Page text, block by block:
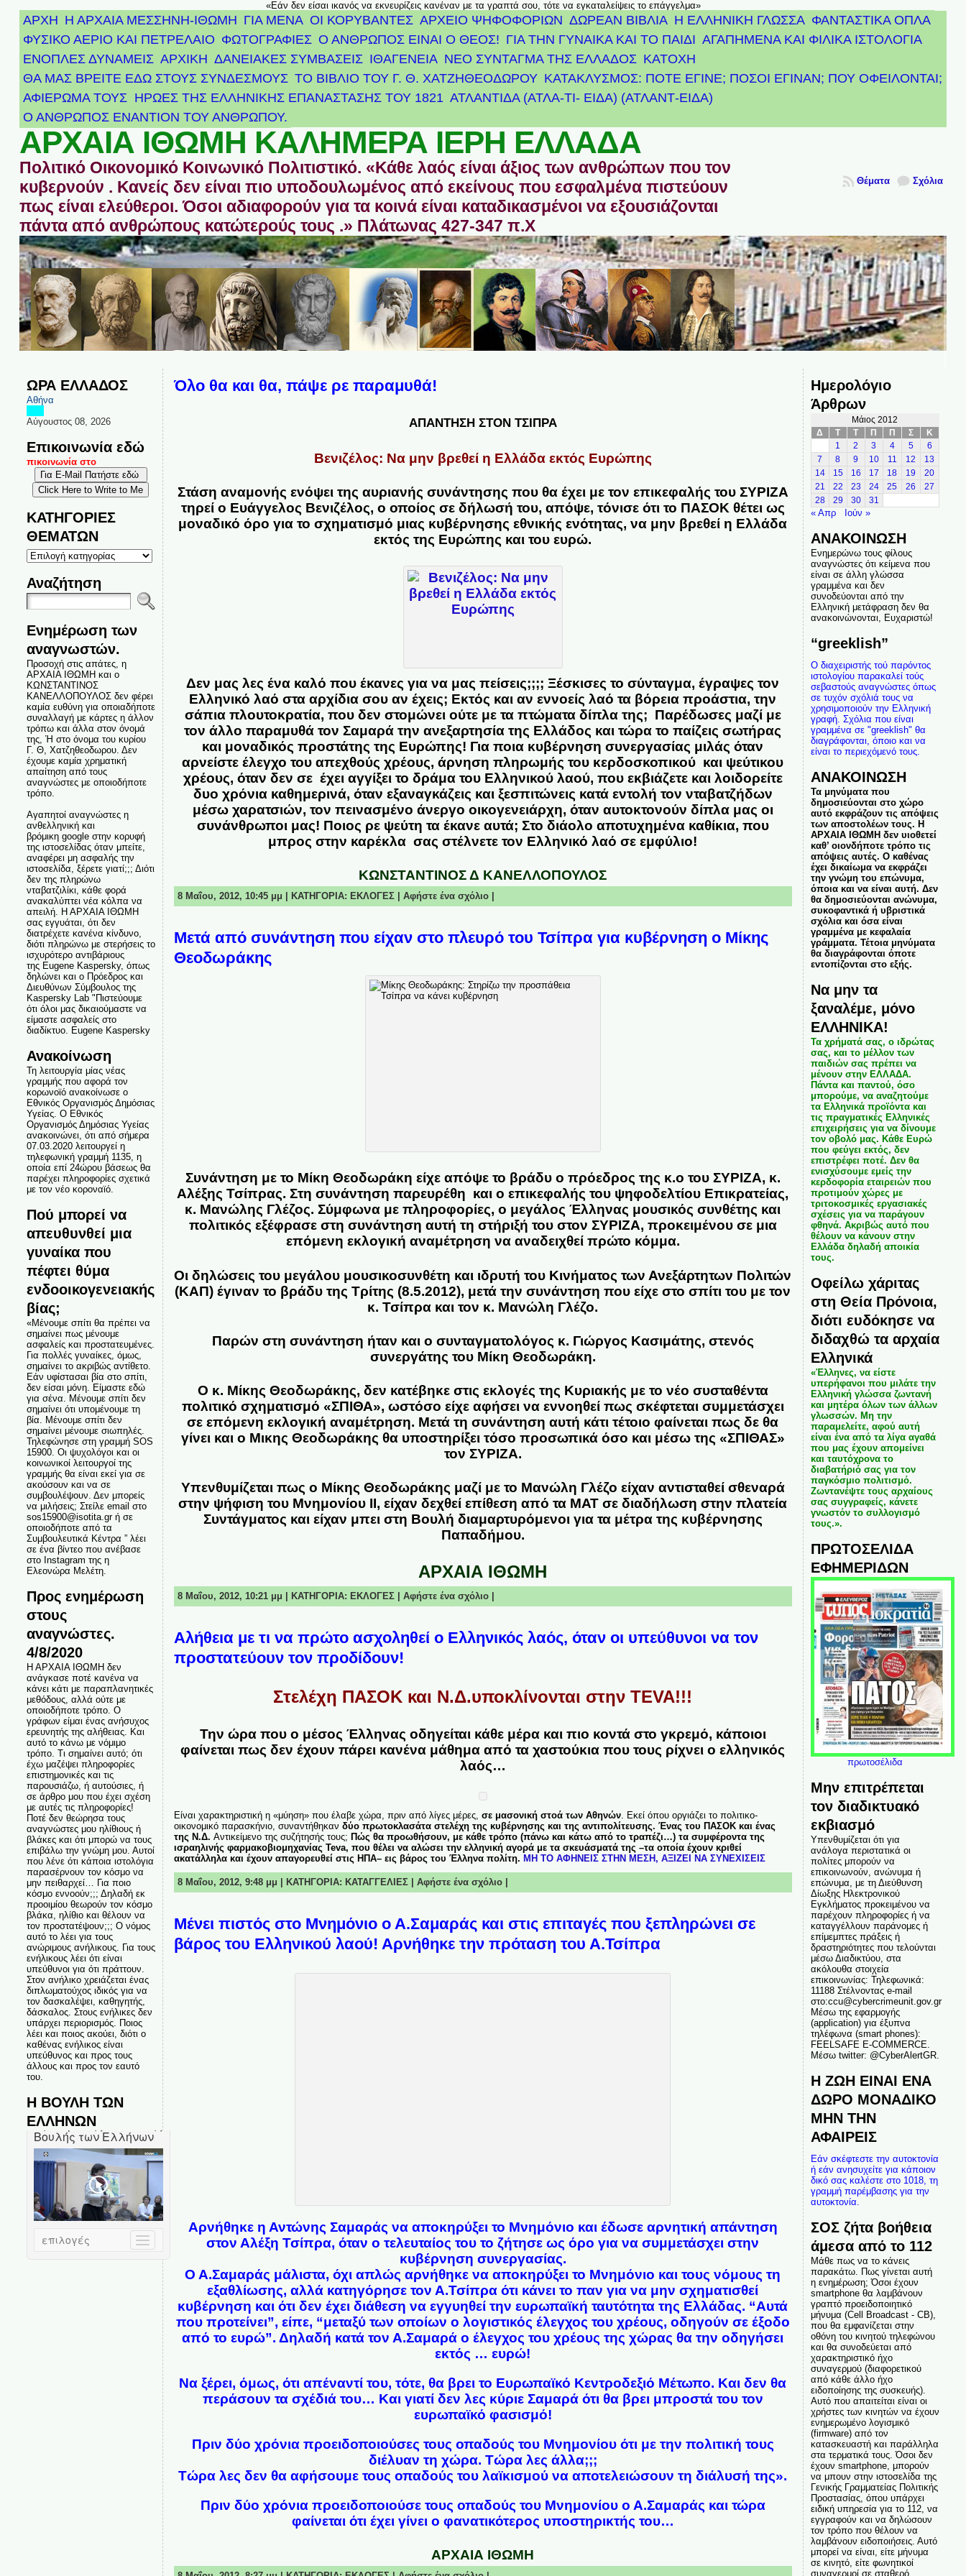
«Εάν δεν είσαι ικανός να εκνευρίζεις κανέναν με τα γραπτά σου, τότε να εγκαταλείψεις το επάγγελμα»
ΑΡΧΗ Η ΑΡΧΑΙΑ ΜΕΣΣΗΝΗ-ΙΘΩΜΗ ΓΙΑ ΜΕΝΑ ΟΙ ΚΟΡΥΒΑΝΤΕΣ ΑΡΧΕΊΟ ΨΗΦΟΦΟΡΙΏΝ ΔΩΡΕΑΝ ΒΙΒΛΙΑ Η ΕΛΛΗΝΙΚΗ ΓΛΩΣΣΑ ΦΑΝΤΑΣΤΙΚΑ ΟΠΛΑ
ΦΥΣΙΚΟ ΑΕΡΙΟ ΚΑΙ ΠΕΤΡΕΛΑΙΟ ΦΩΤΟΓΡΑΦΙΕΣ Ο ΑΝΘΡΩΠΟΣ ΕΙΝΑΙ Ο ΘΕΟΣ! ΓΙΑ ΤΗΝ ΓΥΝΑΙΚΑ ΚΑΙ ΤΟ ΠΑΙΔΙ ΑΓΑΠΗΜΕΝΑ ΚΑΙ ΦΙΛΙΚΑ ΙΣΤΟΛΟΓΙΑ
ΕΝΟΠΛΕΣ ΔΥΝΑΜΕΙΣ ΑΡΧΙΚΉ ΔΑΝΕΙΑΚΕΣ ΣΥΜΒΑΣΕΙΣ ΙΘΑΓΕΝΕΙΑ ΝΕΟ ΣΥΝΤΑΓΜΑ ΤΗΣ ΕΛΛΑΔΟΣ ΚΑΤΟΧΗ
ΘΑ ΜΑΣ ΒΡΕΙΤΕ ΕΔΩ ΣΤΟΥΣ ΣΥΝΔΕΣΜΟΥΣ ΤΟ ΒΙΒΛΙΟ ΤΟΥ Γ. Θ. ΧΑΤΖΗΘΕΟΔΩΡΟΥ ΚΑΤΑΚΛΥΣΜΟΣ: ΠΟΤΕ ΕΓΙΝΕ; ΠΟΣΟΙ ΕΓΙΝΑΝ; ΠΟΥ ΟΦΕΙΛΟΝΤΑΙ;
ΑΦΙΈΡΩΜΑ ΤΟΥΣ ΉΡΩΕΣ ΤΗΣ ΕΛΛΗΝΙΚΉΣ ΕΠΑΝΆΣΤΑΣΗΣ ΤΟΥ 1821 ΑΤΛΑΝΤΊΔΑ (ΑΤΛΑ-ΤΙ- ΕΙΔΑ) (ΑΤΛΑΝΤ-ΕΙΔΑ)
Ο ΑΝΘΡΩΠΟΣ ΕΝΑΝΤΙΟΝ ΤΟΥ ΑΝΘΡΩΠΟΥ.
ΑΡΧΑΙΑ ΙΘΩΜΗ ΚΑΛΗΜΕΡΑ ΙΕΡΗ ΕΛΛΑΔΑ
Πολιτικό Οικονομικό Κοινωνικό Πολιτιστικό. «Κάθε λαός είναι άξιος των ανθρώπων που τον
κυβερνούν . Κανείς δεν είναι πιο υποδουλωμένος από εκείνους που εσφαλμένα πιστεύουν
πως είναι ελεύθεροι. Όσοι αδιαφορούν για τα κοινά είναι καταδικασμένοι να εξουσιάζονται
πάντα από ανθρώπους κατώτερούς τους .» Πλάτωνας 427-347 π.Χ
Σχόλια
Θέματα
ΩΡΑ ΕΛΛΑΔΟΣ
Αθήνα
Αύγουστος 08, 2026
Επικοινωνία εδώ
επικοινωνία στο
ΚΑΤΗΓΟΡΙΕΣ
ΘΕΜΑΤΩΝ
ΚΑΤΗΓΟΡΙΕΣ
ΘΕΜΑΤΩΝ
Αναζήτηση
Ενημέρωση των
αναγνωστών.
Προσοχή στις απάτες, η
ΑΡΧΑΙΑ ΙΘΩΜΗ και ο
ΚΩΝΣΤΑΝΤΙΝΟΣ
ΚΑΝΕΛΛΟΠΟΥΛΟΣ δεν φέρει
καμία ευθύνη για οποιαδήποτε
συναλλαγή με κάρτες η άλλον
τρόπω και άλλα στον όνομά
της, Ή στο όνομα του κυρίου
Γ. Θ, Χατζηθεοδωρου. Δεν
έχουμε καμία χρηματική
απαίτηση από τους
αναγνώστες με οποιοδήποτε
τρόπο.
Αγαπητοί αναγνώστες η
ανθελληνική και
βρόμικη google στην κορυφή
της ιστοσελίδας όταν μπείτε,
αναφέρει μη ασφαλής την
ιστοσελίδα, ξέρετε γιατί;;; Διότι
δεν της πληρώνω
νταβατζιλίκι, κάθε φορά
ανακαλύπτει νέα κόλπα να
απειλή. Η ΑΡΧΑΙΑ ΙΘΩΜΗ
σας εγγυάται, ότι δεν
διατρέχετε κανένα κίνδυνο,
διότι πληρώνω με στερήσεις το
ισχυρότερο αντιβάριους
της Eugene Kaspersky, όπως
δηλώνει και ο Πρόεδρος και
Διευθύνων Σύμβουλος της
Kaspersky Lab "Πιστεύουμε
ότι όλοι μας δικαιούμαστε να
είμαστε ασφαλείς στο
διαδίκτυο. Eugene Kaspersky
Ανακοίνωση
Τη λειτουργία μίας νέας
γραμμής που αφορά τον
κορωνοϊό ανακοίνωσε ο
Εθνικός Οργανισμός Δημόσιας
Υγείας. Ο Εθνικός
Οργανισμός Δημόσιας Υγείας
ανακοινώνει, ότι από σήμερα
07.03.2020 λειτουργεί η
τηλεφωνική γραμμή 1135, η
οποία επί 24ώρου βάσεως θα
παρέχει πληροφορίες σχετικά
με τον νέο κοροναϊό.
Πού μπορεί να
απευθυνθεί μια
γυναίκα που
πέφτει θύμα
ενδοοικογενειακής
βίας;
«Μένουμε σπίτι θα πρέπει να
σημαίνει πως μένουμε
ασφαλείς και προστατευμένες.
Για πολλές γυναίκες, όμως,
σημαίνει το ακριβώς αντίθετο.
Εάν υφίστασαι βία στο σπίτι,
δεν είσαι μόνη. Είμαστε εδώ
για σένα. Μένουμε σπίτι δεν
σημαίνει ότι υπομένουμε τη
βία. Μένουμε σπίτι δεν
σημαίνει μένουμε σιωπηλές.
Τηλεφώνησε στη γραμμή SOS
15900. Οι ψυχολόγοι και οι
κοινωνικοί λειτουργοί της
γραμμής θα είναι εκεί για σε
ακούσουν και να σε
συμβουλέψουν. Δεν μπορείς
να μιλήσεις; Στείλε email στο
sos15900@isotita.gr ή σε
οποιοδήποτε από τα
Συμβουλευτικά Κέντρα ” λέει
σε ένα βίντεο που ανέβασε
στο Instagram της η
Ελεονώρα Μελέτη.
Προς ενημέρωση
στους
αναγνώστες.
4/8/2020
Η ΑΡΧΑΙΑ ΙΘΩΜΗ δεν
ανάγκασε ποτέ κανένα να
κάνει κάτι με παραπλανητικές
μεθόδους, αλλά ούτε με
οποιοδήποτε τρόπο. Ο
γράφων είμαι ένας ανήσυχος
ερευνητής της αλήθειας. Και
αυτό το κάνω με νόμιμο
τρόπο. Τι σημαίνει αυτό; ότι
έχω μαζέψει πληροφορίες
επιστημονικές και τις
παρουσιάζω, ή αυτούσιες, ή
σε άρθρο μου που έχει σχέση
με αυτές τις πληροφορίες!
Ποτέ δεν θεώρησα τους
αναγνώστες μου ηλίθιους ή
βλάκες και ότι μπορώ να τους
επιβάλω την γνώμη μου. Αυτοί
που λένε ότι κάποια ιστολόγια
παρασέρνουν τον κόσμο να
μην πειθαρχεί… Για ποιο
κόσμο εννοούν;;; Δηλαδή εκ
προοιμίου θεωρούν τον κόσμο
βλάκα, ηλίθιο και θέλουν να
τον προστατέψουν;;; Ο νόμος
αυτό το λέει για τους
ανώριμους ανήλικους. Για τους
ενήλικους λέει ότι είναι
υπεύθυνοι για ότι πράττουν.
Στον ανήλικο χρειάζεται ένας
διπλωματούχος ιδικός για να
τον δασκαλέψει, καθηγητής,
δάσκαλος. Στους ενήλικες δεν
υπάρχει περιορισμός. Ποιος
λέει και ποιος ακούει, διότι ο
καθένας ενήλικος είναι
υπεύθυνος και προς τους
άλλους και προς τον εαυτό
του.
Η ΒΟΥΛΗ ΤΩΝ
ΕΛΛΗΝΩΝ
Όλο θα και θα, πάψε ρε παραμυθά!
ΑΠΑΝΤΗΣΗ ΣΤΟΝ ΤΣΙΠΡΑ
Βενιζέλος: Να μην βρεθεί η Ελλάδα εκτός Ευρώπης
Στάση αναμονής ενόψει της αυριανής συνάντησης που θα έχει με τον επικεφαλής του ΣΥΡΙΖΑ
τηρεί ο Ευάγγελος Βενιζέλος, ο οποίος σε δήλωσή του, απόψε, τόνισε ότι το ΠΑΣΟΚ θέτει ως
μοναδικό όρο για το σχηματισμό μιας κυβέρνησης εθνικής ενότητας, να μην βρεθεί η Ελλάδα
εκτός της Ευρώπης και του ευρώ.
Δεν μας λες ένα καλό που έκανες για να μας πείσεις;;;; Ξέσκισες το σύνταγμα, έγραψες τον
Ελληνικό λαό στα αρχίδια σου αν έχεις; Εκτός και αν εννοείς λαό τα βόρεια προάστια, την
σάπια πλουτοκρατία, που δεν στομώνει ούτε με τα πτώματα δίπλα της; Παρέδωσες μαζί με
τον άλλο παραμυθά τον Σαμαρά την ανεξαρτησία της Ελλάδος και τώρα το παίζεις σωτήρας
και μοναδικός προστάτης της Ευρώπης! Για ποια κυβέρνηση συνεργασίας μιλάς όταν
αρνείστε έλεγχο του απεχθούς χρέους, άρνηση πληρωμής του κερδοσκοπικού και ψεύτικου
χρέους, όταν δεν σε έχει αγγίξει το δράμα του Ελληνικού λαού, που εκβιάζετε και λοιδορείτε
δυο χρόνια καθημερινά, όταν εξαναγκάζεις και ξεσπιτώνεις κατά εντολή τον νταβατζήδων
μέσω χαρατσιών, τον πεινασμένο άνεργο οικογενειάρχη, όταν αυτοκτονούν δίπλα μας οι
συνάνθρωποι μας! Ποιος ρε ψεύτη τα έκανε αυτά; Στο διάολο αποτυχημένα καθίκια, που
μπρος στην καρέκλα σας στέλνετε τον Ελληνικό λαό σε εμφύλιο!
ΚΩΝΣΤΑΝΤΙΝΟΣ Δ ΚΑΝΕΛΛΟΠΟΥΛΟΣ
8 Μαΐου, 2012, 10:45 μμ | ΚΑΤΗΓΟΡΙΑ: ΕΚΛΟΓΕΣ| Αφήστε ένα σχόλιο|
Μετά από συνάντηση που είχαν στο πλευρό του Τσίπρα για κυβέρνηση ο Μίκης
Θεοδωράκης
Συνάντηση με το Μίκη Θεοδωράκη είχε απόψε το βράδυ ο πρόεδρος της κ.ο του ΣΥΡΙΖΑ, κ.
Αλέξης Τσίπρας. Στη συνάντηση παρευρέθη και ο επικεφαλής του ψηφοδελτίου Επικρατείας,
κ. Μανώλης Γλέζος. Σύμφωνα με πληροφορίες, ο μεγάλος Έλληνας μουσικός συνθέτης και
πολιτικός εξέφρασε στη συνάντηση αυτή τη στήριξή του στον ΣΥΡΙΖΑ, προκειμένου σε μια
επόμενη εκλογική αναμέτρηση να αναδειχθεί πρώτο κόμμα.
Οι δηλώσεις του μεγάλου μουσικοσυνθέτη και ιδρυτή του Κινήματος των Ανεξάρτητων Πολιτών
(ΚΑΠ) έγιναν το βράδυ της Τρίτης (8.5.2012), μετά την συνάντηση που είχε στο σπίτι του με τον
κ. Τσίπρα και τον κ. Μανώλη Γλέζο.
Παρών στη συνάντηση ήταν και ο συνταγματολόγος κ. Γιώργος Κασιμάτης, στενός
συνεργάτης του Μίκη Θεοδωράκη.
Ο κ. Μίκης Θεοδωράκης, δεν κατέβηκε στις εκλογές της Κυριακής με το νέο συσταθέντα
πολιτικό σχηματισμό «ΣΠΙΘΑ», ωστόσο είχε αφήσει να εννοηθεί πως σκέφτεται συμμετάσχει
σε επόμενη εκλογική αναμέτρηση. Μετά τη συνάντηση αυτή κάτι τέτοιο φαίνεται πως δε θα
γίνει και ο Μικης Θεοδωράκης θα υποστηρίξει τόσο προσωπικά όσο και μέσω της «ΣΠΙΘΑΣ»
τον ΣΥΡΙΖΑ.
Υπενθυμίζεται πως ο Μίκης Θεοδωράκης μαζί με το Μανώλη Γλέζο είχαν αντισταθεί σθεναρά
στην ψήφιση του Μνημονίου ΙΙ, είχαν δεχθεί επίθεση από τα ΜΑΤ σε διαδήλωση στην πλατεία
Συντάγματος και είχαν μπει στη Βουλή διαμαρτυρόμενοι για τα μέτρα της κυβέρνησης
Παπαδήμου.
ΑΡΧΑΙΑ ΙΘΩΜΗ
8 Μαΐου, 2012, 10:21 μμ | ΚΑΤΗΓΟΡΙΑ: ΕΚΛΟΓΕΣ| Αφήστε ένα σχόλιο|
Αλήθεια με τι να πρώτο ασχοληθεί ο Ελληνικός λαός, όταν οι υπεύθυνοι να τον
προστατεύουν τον προδίδουν!
Στελέχη ΠΑΣΟΚ και Ν.Δ.υποκλίνονται στην TEVA!!!
Την ώρα που ο μέσος Έλληνας οδηγείται κάθε μέρα και πιο κοντά στο γκρεμό, κάποιοι
φαίνεται πως δεν έχουν πάρει κανένα μάθημα από τα χαστούκια που τους ρίχνει ο ελληνικός
λαός…
Είναι χαρακτηριστική η «μύηση» που έλαβε χώρα, πριν από λίγες μέρες, σε μασονική στοά των Αθηνών. Εκεί όπου οργιάζει το πολιτικο-
οικονομικό παρασκήνιο, συναντήθηκαν δύο πρωτοκλασάτα στελέχη της κυβέρνησης και της αντιπολίτευσης. Ένας του ΠΑΣΟΚ και ένας
της Ν.Δ. Αντικείμενο της συζήτησής τους; Πώς θα προωθήσουν, με κάθε τρόπο (πάνω και κάτω από το τραπέζι…) τα συμφέροντα της
ισραηλινής φαρμακοβιομηχανίας Teva, που θέλει να αλώσει την ελληνική αγορά με τα σκευάσματά της –τα οποίαέχουν κριθεί
ακατάλληλα και έχουν απαγορευθεί στις ΗΠΑ– εις βάρος του Έλληνα πολίτη. ΜΗ ΤΟ ΑΦΗΝΕΙΣ ΣΤΗΝ ΜΕΣΗ, ΑΞΙΖΕΙ ΝΑ ΣΥΝΕΧΙΣΕΙΣ
8 Μαΐου, 2012, 9:48 μμ | ΚΑΤΗΓΟΡΙΑ: ΚΑΤΑΓΓΕΛΙΕΣ| Αφήστε ένα σχόλιο|
Μένει πιστός στο Μνημόνιο ο Α.Σαμαράς και στις επιταγές που ξεπληρώνει σε
βάρος του Ελληνικού λαού! Αρνήθηκε την πρόταση του Α.Τσίπρα
Αρνήθηκε η Αντώνης Σαμαράς να αποκηρύξει το Μνημόνιο και έδωσε αρνητική απάντηση
στον Αλέξη Τσίπρα, όταν ο τελευταίος του το ζήτησε ως όρο για να συμμετάσχει στην
κυβέρνηση συνεργασίας.
Ο Α.Σαμαράς μάλιστα, όχι απλώς αρνήθηκε να αποκηρύξει το Μνημόνιο και τους νόμους τη
εξαθλίωσης, αλλά κατηγόρησε τον Α.Τσίπρα ότι κάνει το παν για να μην σχηματισθεί
κυβέρνηση και ότι δεν έχει διάθεση να εγγυηθεί την ευρωπαϊκή ταυτότητα της Ελλάδας. “Αυτά
που προτείνει”, είπε, “μεταξύ των οποίων ο λογιστικός έλεγχος του χρέους, οδηγούν σε έξοδο
από το ευρώ”. Δηλαδή κατά τον Α.Σαμαρά ο έλεγχος του χρέους της χώρας θα την οδηγήσει
εκτός … ευρώ!
Να ξέρει, όμως, ότι απέναντί του, τότε, θα βρει το Ευρωπαϊκό Κεντροδεξιό Μέτωπο. Και δεν θα
περάσουν τα σχέδιά του… Και γιατί δεν λες κύριε Σαμαρά ότι θα βρει μπροστά του τον
ευρωπαϊκό φασισμό!
Πριν δύο χρόνια προειδοποιούσες τους οπαδούς του Μνημονίου ότι με την πολιτική τους
διέλυαν τη χώρα. Τώρα λες άλλα;;;
Τώρα λες δεν θα αφήσουμε τους οπαδούς του λαϊκισμού να αποτελειώσουν τη διάλυσή της».
Πριν δύο χρόνια προειδοποιούσε τους οπαδούς του Μνημονίου ο Α.Σαμαράς και τώρα
φαίνεται ότι έχει γίνει ο φανατικότερος υποστηρικτής του…
ΑΡΧΑΙΑ ΙΘΩΜΗ
Ημερολόγιο
Άρθρων
Μάιος 2012
Δ
Τ Τ Π Π Σ
Κ
1
2 3 4 5
6
7
8 9 10 11 12
13
14
15 16 17 18 19
20
21
22 23 24 25 26
27
28
29 30 31
« Απρ Ιούν »
ΑΝΑΚΟΙΝΩΣΗ
Ενημερώνω τους φίλους
αναγνώστες ότι κείμενα που
είναι σε άλλη γλώσσα
γραμμένα και δεν
συνοδεύονται από την
Ελληνική μετάφραση δεν θα
ανακοινώνονται, Ευχαριστώ!
“greeklish”
Ο διαχειριστής τού παρόντος
ιστολογίου παρακαλεί τούς
σεβαστούς αναγνώστες όπως
σε τυχόν σχόλιά τους να
χρησιμοποιούν την Ελληνική
γραφή. Σχόλια που είναι
γραμμένα σε "greeklish" θα
διαγράφονται, όποιο και να
είναι το περιεχόμενό τους.
ΑΝΑΚΟΙΝΩΣΗ
Τα μηνύματα που
δημοσιεύονται στο χώρο
αυτό εκφράζουν τις απόψεις
των αποστολέων τους. Η
ΑΡΧΑΙΑ ΙΘΩΜΗ δεν υιοθετεί
καθ’ οιονδήποτε τρόπο τις
απόψεις αυτές. Ο καθένας
έχει δικαίωμα να εκφράζει
την γνώμη του επώνυμα,
όποια και να είναι αυτή. Δεν
θα δημοσιεύονται ανώνυμα,
συκοφαντικά ή υβριστικά
σχόλια και όσα είναι
γραμμένα με κεφαλαία
γράμματα. Τέτοια μηνύματα
θα διαγράφονται όποτε
εντοπίζονται στο εξής.
Να μην τα
ξαναλέμε, μόνο
ΕΛΛΗΝΙΚΑ!
Τα χρήματά σας, ο ιδρώτας
σας, και το μέλλον των
παιδιών σας πρέπει να
μένουν στην ΕΛΛΑΔΑ.
Πάντα και παντού, όσο
μπορούμε, να αναζητούμε
τα Ελληνικά προϊόντα και
τις πραγματικές Ελληνικές
επιχειρήσεις για να δίνουμε
τον οβολό μας. Κάθε Ευρώ
που φεύγει εκτός, δεν
επιστρέφει ποτέ. Δεν θα
ενισχύσουμε εμείς την
κερδοφορία εταιρειών που
προτιμούν χώρες με
τριτοκοσμικές εργασιακές
σχέσεις για να παράγουν
φθηνά. Ακριβώς αυτό που
θέλουν να κάνουν στην
Ελλάδα δηλαδή αποικία
τους.
Οφείλω χάριτας
στη Θεία Πρόνοια,
διότι ευδόκησε να
διδαχθώ τα αρχαία
Ελληνικά
«Έλληνες, να είστε
υπερήφανοι που μιλάτε την
Ελληνική γλώσσα ζωντανή
και μητέρα όλων των άλλων
γλωσσών. Μη την
παραμελείτε, αφού αυτή
είναι ένα από τα λίγα αγαθά
που μας έχουν απομείνει
και ταυτόχρονα το
διαβατήριό σας για τον
παγκόσμιο πολιτισμό.
Ζωντανέψτε τους αρχαίους
σας συγγραφείς, κάνετε
γνωστόν το συλλογισμό
τους.».
ΠΡΩΤΟΣΕΛΙΔΑ
ΕΦΗΜΕΡΙΔΩΝ
πρωτοσέλιδα
Μην επιτρέπεται
τον διαδικτυακό
εκβιασμό
Υπενθυμίζεται ότι για
ανάλογα περιστατικά οι
πολίτες μπορούν να
επικοινωνούν, ανώνυμα ή
επώνυμα, με τη Διεύθυνση
Δίωξης Ηλεκτρονικού
Εγκλήματος προκειμένου να
παρέχουν πληροφορίες ή να
καταγγέλλουν παράνομες ή
επίμεμπτες πράξεις ή
δραστηριότητες που τελούνται
μέσω Διαδικτύου, στα
ακόλουθα στοιχεία
επικοινωνίας: Τηλεφωνικά:
11188 Στέλνοντας e-mail
στο:ccu@cybercrimeunit.gov.gr
Μέσω της εφαρμογής
(application) για έξυπνα
τηλέφωνα (smart phones):
FEELSAFE E-COMMERCE.
Μέσω twitter: @CyberAlertGR.
Η ΖΩΗ ΕΙΝΑΙ ΕΝΑ
ΔΩΡΟ ΜΟΝΑΔΙΚΟ
ΜΗΝ ΤΗΝ
ΑΦΑΙΡΕΙΣ
Εάν σκέφτεστε την αυτοκτονία
ή εάν ανησυχείτε για κάποιον
δικό σας καλέστε στο 1018, τη
γραμμή παρέμβασης για την
αυτοκτονία.
ΣΟΣ ζήτα βοήθεια
άμεσα από το 112
Μάθε πως να το κάνεις
παρακάτω. Πως γίνεται αυτή
η ενημέρωση; Όσοι έχουν
smartphone θα λαμβάνουν
γραπτό προειδοποιητικό
μήνυμα (Cell Broadcast - CB),
που θα εμφανίζεται στην
οθόνη του κινητού τηλεφώνου
και θα συνοδεύεται από
χαρακτηριστικό ήχο
συναγερμού (διαφορετικού
από κάθε άλλο ήχο
ειδοποίησης της συσκευής).
Αυτό που απαιτείται είναι οι
χρήστες των κινητών να έχουν
ενημερωμένο λογισμικό
(firmware) από τον
κατασκευαστή και παράλληλα
στα τερματικά τους. Όσοι δεν
έχουν smartphone, μπορούν
να μπουν στην ιστοσελίδα της
Γενικής Γραμματείας Πολιτικής
Προστασίας, όπου υπάρχει
ειδική υπηρεσία για το 112, να
εγγραφούν και να δηλώσουν
τον τρόπο που θέλουν να
λαμβάνουν ειδοποιήσεις. Αυτό
μπορεί να είναι, είτε μήνυμα
σε κινητό, είτε φωνητικοί
συναγερμοί σε σταθερό